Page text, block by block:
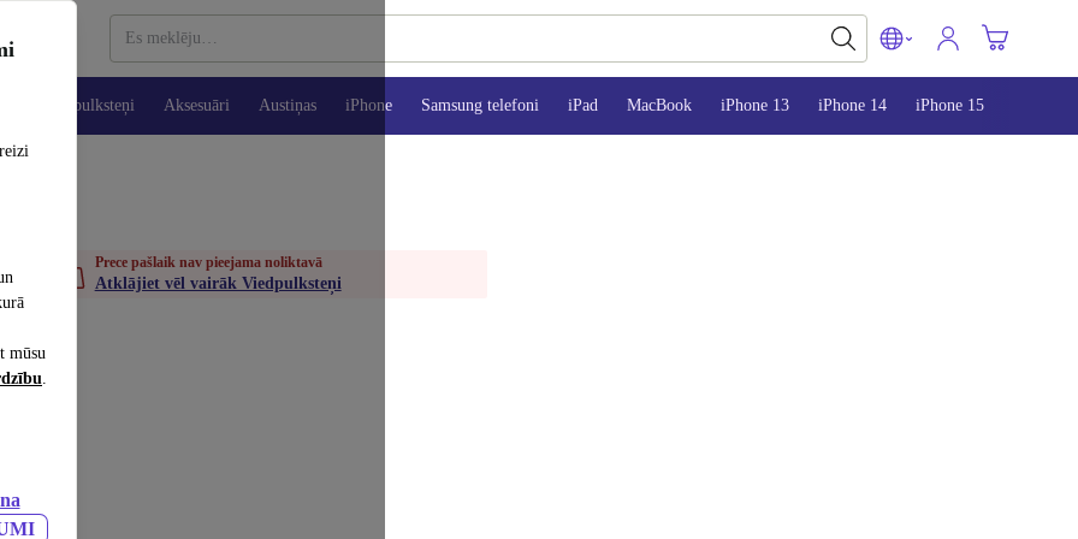
mūsu
.
Viedpulksteņi Aksesuāri Austiņas iPhone Samsung telefoni iPad MacBook iPhone 13 iPhone 14 iPhone 15
Prece pašlaik nav pieejama noliktavā
Atklājiet vēl vairāk Viedpulksteņi